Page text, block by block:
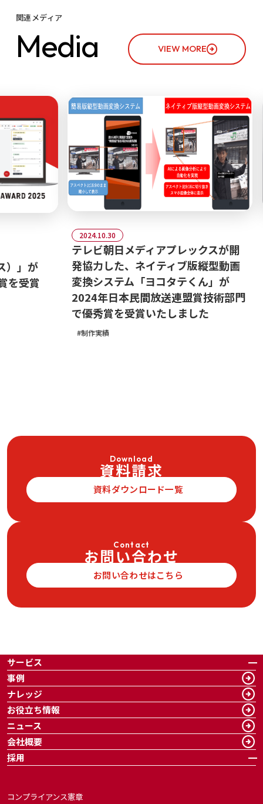
関連メディア
Media VIEW MORE
」が
受賞
2024.10.30
テレビ朝日メディアプレックスが開
発協力した、ネイティブ版縦型動画
変換システム「ヨコタテくん」が
2024年日本民間放送連盟賞技術部門
で優秀賞を受賞いたしました
制作実績
Download
資料請求
資料ダウンロード一覧
Contact
お問い合わせ
お問い合わせはこちら
サービス
事例
ナレッジ
お役立ち情報
ニュース
会社概要
採用
コンプライアンス憲章